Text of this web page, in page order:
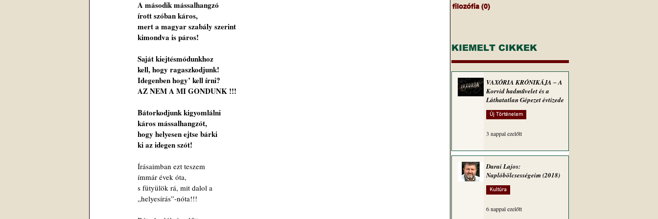
A második mássalhangzó
írott szóban káros,
mert a magyar szabály szerint
kimondva is páros!
Saját kiejtésmódunkhoz
kell, hogy ragaszkodjunk!
Idegenben hogy’ kell írni?
AZ NEM A MI GONDUNK !!!
Bátorkodjunk kigyomlálni
káros mássalhangzót,
hogy helyesen ejtse bárki
ki az idegen szót!
Írásaimban ezt teszem
ímmár évek óta,
s fütyülök rá, mit dalol a
„helyesírás”-nóta!!!
filozófia (0)
KIEMELT CIKKEK
VAXÓRIA KRÓNIKÁJA ‒ A
Korvid hadművelet és a
Láthatatlan Gépezet évtizede
Új Történelem
3 nappal ezelőtt
Darai Lajos:
Naplóbölcsességeim (2018)
Kultúra
6 nappal ezelőtt